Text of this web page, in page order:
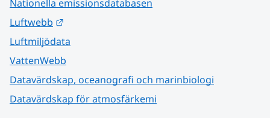
Nationella emissionsdatabasen
Luftwebb
Luftmiljödata
VattenWebb
Datavärdskap, oceanografi och marinbiologi
Datavärdskap för atmosfärkemi